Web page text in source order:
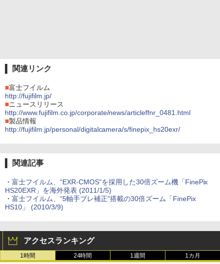
関連リンク
■富士フイルム
http://fujifilm.jp/
■ニュースリリース
http://www.fujifilm.co.jp/corporate/news/articleffnr_0481.html
■製品情報
http://fujifilm.jp/personal/digitalcamera/s/finepix_hs20exr/
関連記事
・ 富士フイルム、“EXR-CMOS”を採用した30倍ズーム機「FinePix
HS20EXR」を海外発表 (2011/1/5)
・ 富士フイルム、“5軸手ブレ補正”搭載の30倍ズーム「FinePix
HS10」 (2010/3/9)
アクセスランキング
1時間 24時間 1週間 1カ月